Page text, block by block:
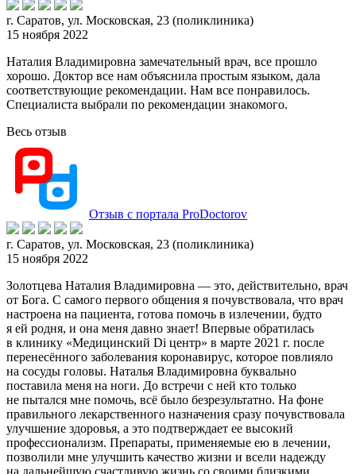
г. Саратов, ул. Московская, 23 (поликлиника)
15 ноября 2022
Наталия Владимировна замечательный врач, все прошло
хорошо. Доктор все нам объяснила простым языком, дала
соответствующие рекомендации. Нам все понравилось.
Специалиста выбрали по рекомендации знакомого.
Весь отзыв
Отзыв с портала ProDoctorov
г. Саратов, ул. Московская, 23 (поликлиника)
15 ноября 2022
Золотцева Наталия Владимировна — это, действительно, врач
от Бога. С самого первого общения я почувствовала, что врач
настроена на пациента, готова помочь в излечении, будто
я ей родня, и она меня давно знает! Впервые обратилась
в клинику «Медицинский Di центр» в марте 2021 г. после
перенесённого заболевания коронавирус, которое повлияло
на сосуды головы. Наталья Владимировна буквально
поставила меня на ноги. До встречи с ней кто только
не пытался мне помочь, всё было безрезультатно. На фоне
правильного лекарственного назначения сразу почувствовала
улучшение здоровья, а это подтверждает ее высокий
профессионализм. Препараты, применяемые ею в лечении,
позволили мне улучшить качество жизни и всели надежду
на дальнейшую счастливую жизнь со своими близкими.